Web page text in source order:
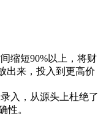
缩短90%以上，将财
出来，投入到更高价
入，从源头上杜绝了
性。